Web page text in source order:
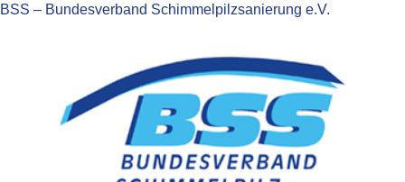
BSS – Bundesverband Schimmelpilzsanierung e.V.